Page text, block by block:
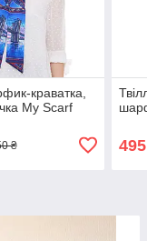
краватка,
My Scarf
₴ 495